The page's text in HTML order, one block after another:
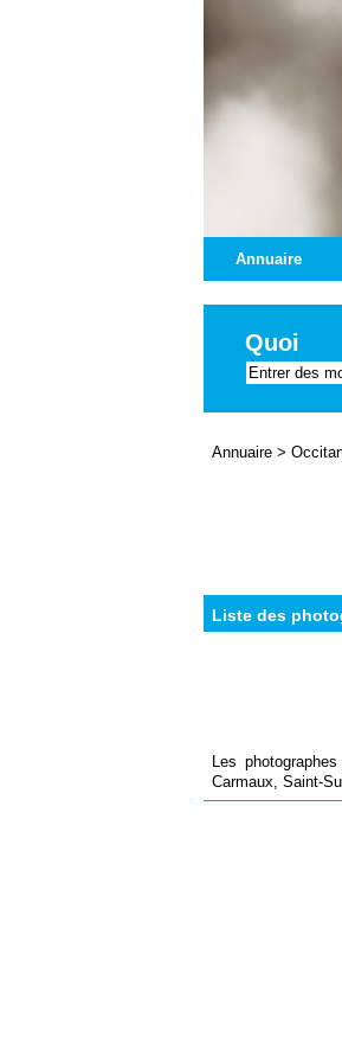
Annuaire
Quoi
Annuaire >
Liste des
Les
Carmaux, Saint-